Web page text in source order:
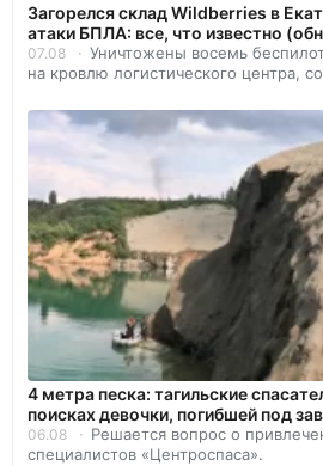
Загорелся склад Wildberries в
атаки БПЛА: все, что известно
07.08
Уничтожены восемь
на кровлю логистического центра,
4 метра песка: тагильские
поисках девочки, погибшей под
06.08
Решается вопрос о
специалистов «Центроспаса».